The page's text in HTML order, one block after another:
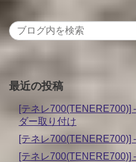
最近の投稿
[テネレ700(TENERE700)]
ダー取り付け
[テネレ700(TENERE700)]
[テネレ700(TENERE700)]